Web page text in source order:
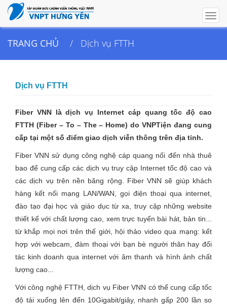
TRANG CHỦ Dịch vụ FTTH
Dịch vụ FTTH
Fiber VNN là dịch vụ Internet cáp quang tốc độ cao
FTTH (Fiber – To – The – Home) do VNPTiện đang cung
cấp tại một số điểm giao dịch viễn thông trên địa tỉnh.
Fiber VNN sử dụng công nghệ cáp quang nối đến nhà thuê
bao để cung cấp các dịch vụ truy cập Internet tốc độ cao và
các dịch vụ trên nền băng rộng. Fiber VNN sẽ giúp khách
hàng kết nối mạng LAN/WAN, gọi điện thoại qua internet,
đào tạo đại học và giáo dục từ xa, truy cập những website
thiết kế với chất lượng cao, xem trực tuyến bài hát, bản tin...
từ khắp mọi nơi trên thế giới, hội thảo video qua mạng: kết
hợp với webcam, đàm thoại với bạn bè người thân hay đối
tác kinh doanh qua internet với âm thanh và hình ảnh chất
lượng cao...
Với công nghệ FTTH, dịch vụ Fiber VNN có thể cung cấp tốc
độ tải xuống lên đến 10Gigabit/giây, nhanh gấp 200 lần so